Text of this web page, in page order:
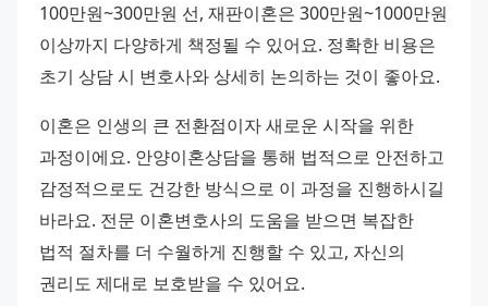
100만원~300만원 선, 재판이혼은 300만원~1000만원
이상까지 다양하게 책정될 수 있어요. 정확한 비용은
초기 상담 시 변호사와 상세히 논의하는 것이 좋아요.
이혼은 인생의 큰 전환점이자 새로운 시작을 위한
과정이에요. 안양이혼상담을 통해 법적으로 안전하고
감정적으로도 건강한 방식으로 이 과정을 진행하시길
바라요. 전문 이혼변호사의 도움을 받으면 복잡한
법적 절차를 더 수월하게 진행할 수 있고, 자신의
권리도 제대로 보호받을 수 있어요.